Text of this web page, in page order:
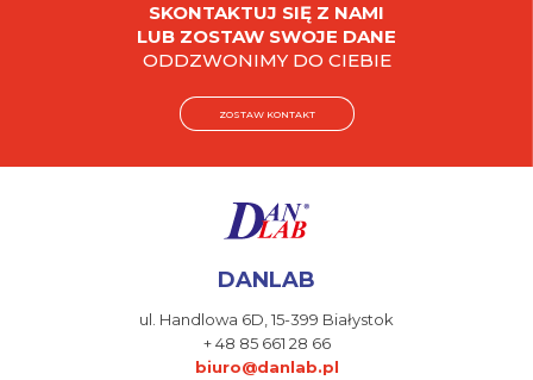
SKONTAKTUJ SIĘ Z NAMI
LUB ZOSTAW SWOJE DANE
ODDZWONIMY DO CIEBIE
ZOSTAW KONTAKT
DANLAB
ul. Handlowa 6D,15-399 Białystok
+ 48 85 661 28 66
biuro@danlab.pl